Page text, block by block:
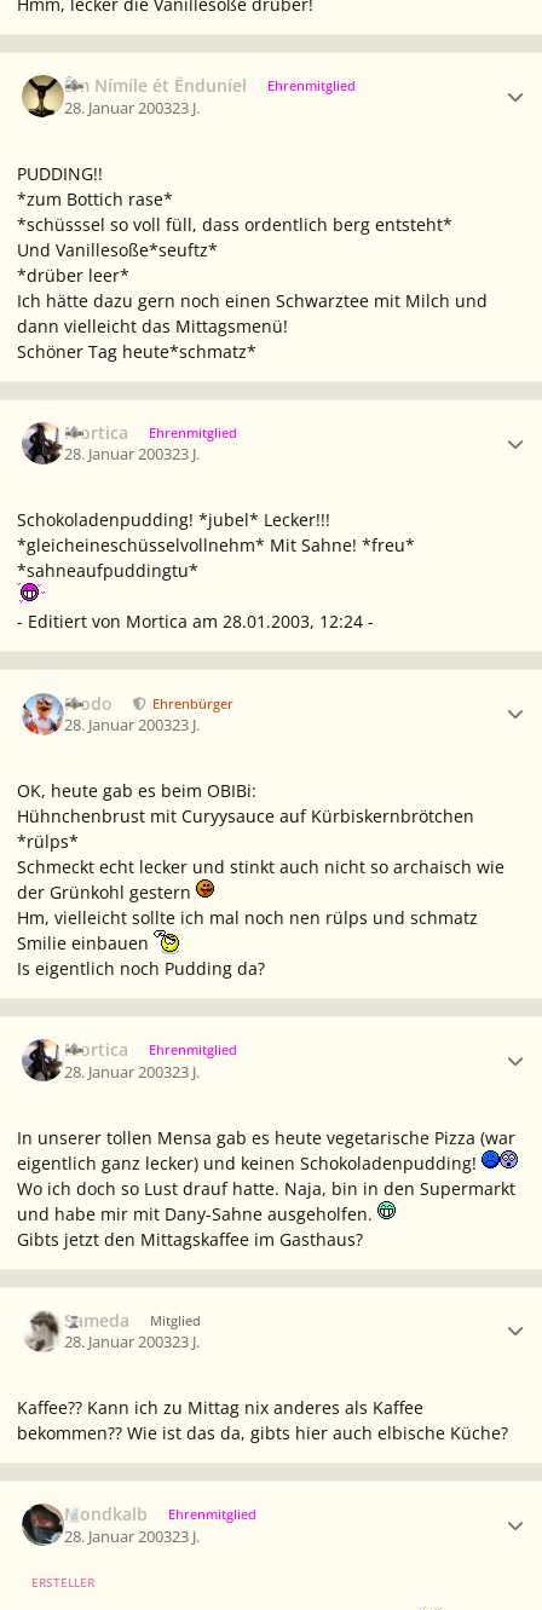
Êm Nímíle ét Ënduníel Ehrenmitglied
28. Januar 200323 J.
PUDDING!!
*zum Bottich rase*
*schüsssel so voll füll, dass ordentlich berg entsteht*
Und Vanillesoße*seuftz*
*drüber leer*
Ich hätte dazu gern noch einen Schwarztee mit Milch und
dann vielleicht das Mittagsmenü!
Schöner Tag heute*schmatz*
Mortica Ehrenmitglied
28. Januar 200323 J.
Schokoladenpudding! *jubel* Lecker!!!
*gleicheineschüsselvollnehm* Mit Sahne! *freu*
*sahneaufpuddingtu*
- Editiert von Mortica am 28.01.2003, 12:24 -
Frodo Ehrenbürger
28. Januar 200323 J.
OK, heute gab es beim OBIBi:
Hühnchenbrust mit Curyysauce auf Kürbiskernbrötchen
*rülps*
Schmeckt echt lecker und stinkt auch nicht so archaisch wie
der Grünkohl gestern
Hm, vielleicht sollte ich mal noch nen rülps und schmatz
Smilie einbauen
Is eigentlich noch Pudding da?
Mortica Ehrenmitglied
28. Januar 200323 J.
In unserer tollen Mensa gab es heute vegetarische Pizza (war
eigentlich ganz lecker) und keinen Schokoladenpudding!
Wo ich doch so Lust drauf hatte. Naja, bin in den Supermarkt
und habe mir mit Dany-Sahne ausgeholfen.
Gibts jetzt den Mittagskaffee im Gasthaus?
Sameda Mitglied
28. Januar 200323 J.
Kaffee?? Kann ich zu Mittag nix anderes als Kaffee
bekommen?? Wie ist das da, gibts hier auch elbische Küche?
Mondkalb Ehrenmitglied
28. Januar 200323 J.
ERSTELLER